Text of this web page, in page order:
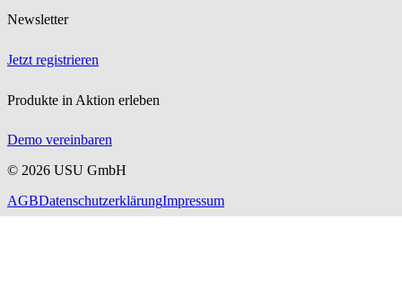
Newsletter
Jetzt registrieren
Produkte in Aktion erleben
Demo vereinbaren
© 2026 USU GmbH
AGBDatenschutzerklärungImpressum